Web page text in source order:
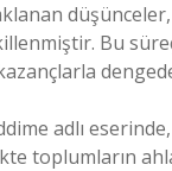
düşünceler,
Bu
adlı
toplumların